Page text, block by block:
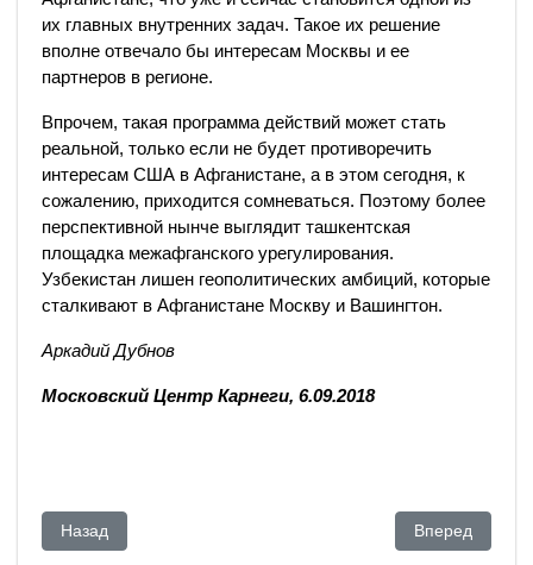
их главных внутренних задач. Такое их решение
вполне отвечало бы интересам Москвы и ее
партнеров в регионе.
Впрочем, такая программа действий может стать
реальной, только если не будет противоречить
интересам США в Афганистане, а в этом сегодня, к
сожалению, приходится сомневаться. Поэтому более
перспективной нынче выглядит ташкентская
площадка межафганского урегулирования.
Узбекистан лишен геополитических амбиций, которые
сталкивают в Афганистане Москву и Вашингтон.
Аркадий Дубнов
Московский Центр Карнеги, 6.09.2018
Предыдущий: Казахстанский политолог заметил признаки
Назад Следующий:
Вперед